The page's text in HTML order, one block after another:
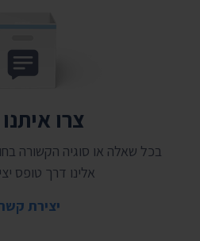
צרו
בכל שאלה או סוגיה הקשורה
אלינו דרך טופס
יצירת קשר